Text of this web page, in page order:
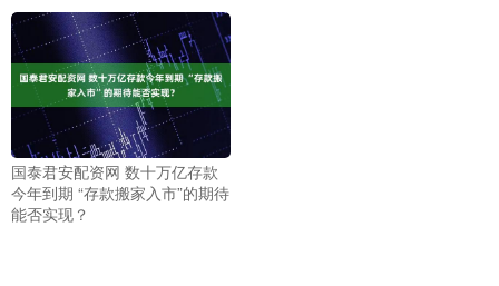
国泰君安配资网 数十万亿存款
今年到期 “存款搬家入市”的期待
能否实现？